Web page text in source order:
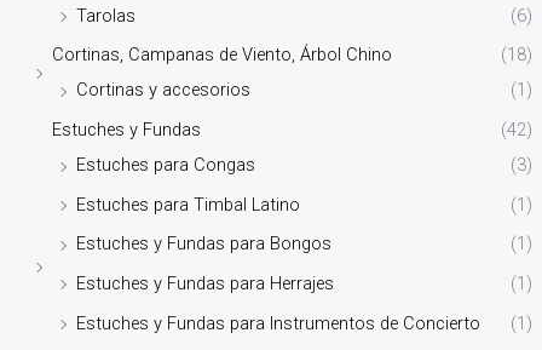
Tarolas
(6)
Cortinas, Campanas de Viento, Árbol Chino
(18)
Cortinas y accesorios
(1)
Estuches y Fundas
(42)
Estuches para Congas
(3)
Estuches para Timbal Latino
(1)
Estuches y Fundas para Bongos
(1)
Estuches y Fundas para Herrajes
(1)
Estuches y Fundas para Instrumentos de Concierto
(1)